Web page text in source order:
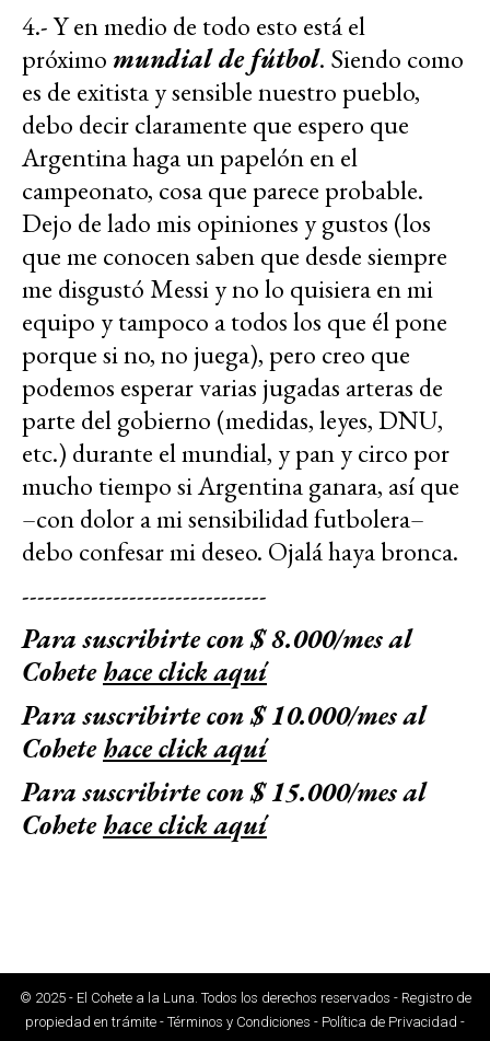
4.- Y en medio de todo esto está el
próximo mundial de fútbol. Siendo como
es de exitista y sensible nuestro pueblo,
debo decir claramente que espero que
Argentina haga un papelón en el
campeonato, cosa que parece probable.
Dejo de lado mis opiniones y gustos (los
que me conocen saben que desde siempre
me disgustó Messi y no lo quisiera en mi
equipo y tampoco a todos los que él pone
porque si no, no juega), pero creo que
podemos esperar varias jugadas arteras de
parte del gobierno (medidas, leyes, DNU,
etc.) durante el mundial, y pan y circo por
mucho tiempo si Argentina ganara, así que
–con dolor a mi sensibilidad futbolera–
debo confesar mi deseo. Ojalá haya bronca.
--------------------------------
Para suscribirte con $ 8.000/mes al
Cohetehace click aquí
Para suscribirte con $ 10.000/mes al
Cohetehace click aquí
Para suscribirte con $ 15.000/mes al
Cohetehace click aquí
© 2025 - El Cohete a la Luna. Todos los derechos reservados - Registro de
propiedad en trámite - Términos y Condiciones - Política de Privacidad -